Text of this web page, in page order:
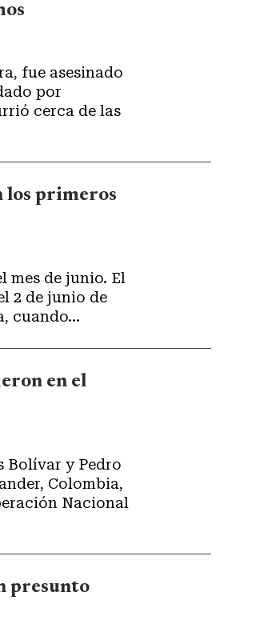
fue asesinado
por
cerca de las
los primeros
mes de junio. El
2 de junio de
cuando...
en el
Bolívar y Pedro
Colombia,
Nacional
presunto